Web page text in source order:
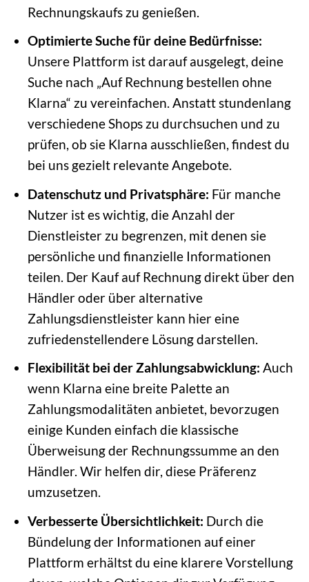
Rechnungskaufs zu genießen.
Optimierte Suche für deine Bedürfnisse:
Unsere Plattform ist darauf ausgelegt, deine
Suche nach „Auf Rechnung bestellen ohne
Klarna“ zu vereinfachen. Anstatt stundenlang
verschiedene Shops zu durchsuchen und zu
prüfen, ob sie Klarna ausschließen, findest du
bei uns gezielt relevante Angebote.
Datenschutz und Privatsphäre: Für manche
Nutzer ist es wichtig, die Anzahl der
Dienstleister zu begrenzen, mit denen sie
persönliche und finanzielle Informationen
teilen. Der Kauf auf Rechnung direkt über den
Händler oder über alternative
Zahlungsdienstleister kann hier eine
zufriedenstellendere Lösung darstellen.
Flexibilität bei der Zahlungsabwicklung: Auch
wenn Klarna eine breite Palette an
Zahlungsmodalitäten anbietet, bevorzugen
einige Kunden einfach die klassische
Überweisung der Rechnungssumme an den
Händler. Wir helfen dir, diese Präferenz
umzusetzen.
Verbesserte Übersichtlichkeit: Durch die
Bündelung der Informationen auf einer
Plattform erhältst du eine klarere Vorstellung